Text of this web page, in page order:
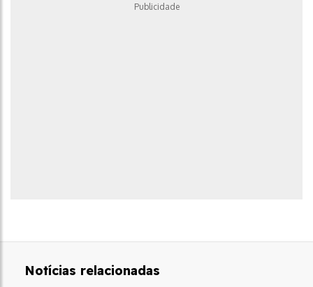
Publicidade
Notícias relacionadas